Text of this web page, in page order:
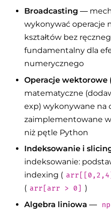
Broadcasting —
wykonywać operacje
kształtów bez
fundamentalny dla
numerycznego
Operacje wektorowe
matematyczne
exp) wykonywane na
zaimplementowane
niż pętle Python
Indeksowanie i
indeksowanie:
indexing (
( arr[arr > 0]
)
Algebra liniowa —